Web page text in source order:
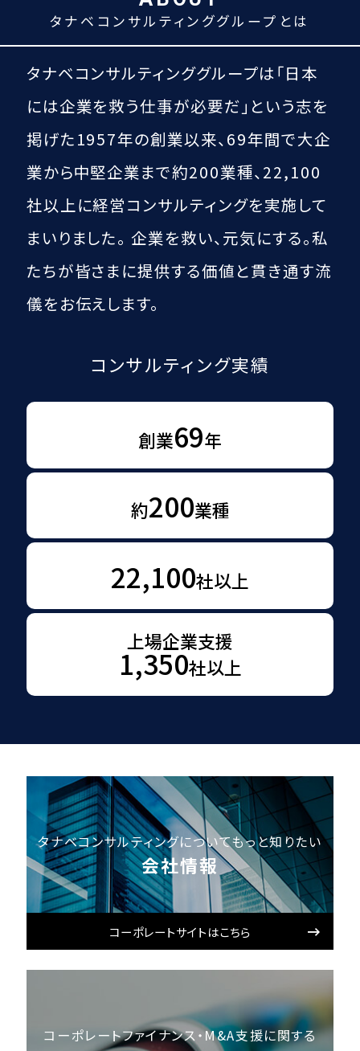
タナベコンサルティンググループとは
タナベコンサルティンググループは「日本
には企業を救う仕事が必要だ」という志を
掲げた1957年の創業以来、69年間で大企
業から中堅企業まで約200業種、22,100
社以上に経営コンサルティングを実施して
まいりました。 企業を救い、元気にする。私
たちが皆さまに提供する価値と貫き通す流
儀をお伝えします。
コンサルティング実績
創業69年
約200業種
22,100社以上
上場企業支援
1,350社以上
タナベコンサルティングについてもっと知りたい
会社情報
コーポレートサイトはこちら
コーポレートファイナンス・M&A支援に関する